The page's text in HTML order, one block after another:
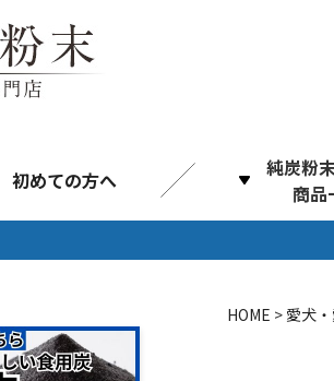
初めての方へ
純炭粉
商品
純
HOME 愛犬